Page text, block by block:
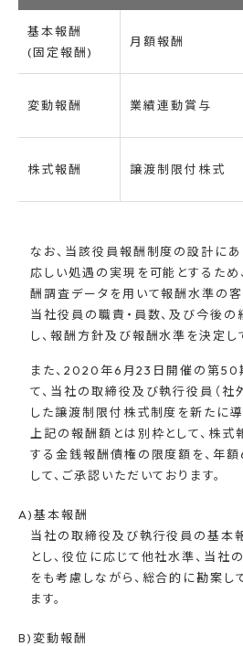
基本報酬
(固定報酬)
月額報酬
変動報酬 業績連動賞与
株式報酬 譲渡制限付株式
なお、当該役員報酬制度の設計に
応しい処遇の実現を可能とするた
酬調査データを用いて報酬水準の
当社役員の職責・員数、及び今後
し、報酬方針及び報酬水準を決定し
また、2020年6月23日開催の第50
て、当社の取締役及び執行役員（社
した譲渡制限付株式制度を新たに導
上記の報酬額とは別枠として、株
する金銭報酬債権の限度額を、年
して、ご承認いただいております。
A)基本報酬
当社の取締役及び執行役員の基本
とし、役位に応じて他社水準、当社
をも考慮しながら、総合的に勘案し
ます。
B)変動報酬